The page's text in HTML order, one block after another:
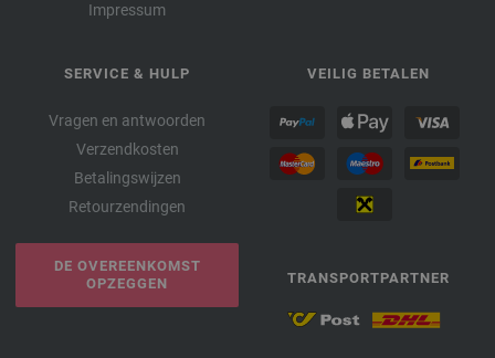
Impressum
SERVICE & HULP
Vragen en antwoorden
Verzendkosten
Betalingswijzen
Retourzendingen
DE OVEREENKOMST
OPZEGGEN
VEILIG BETALEN
TRANSPORTPARTNER